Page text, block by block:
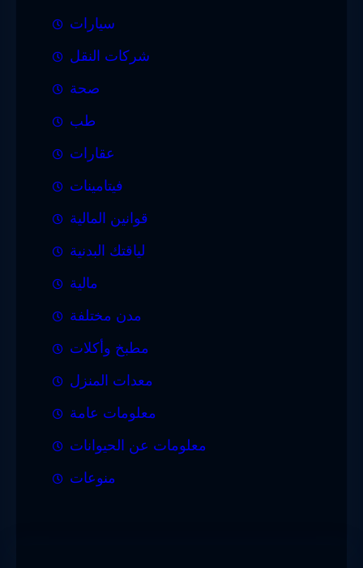
سيارات
شركات النقل
صحة
طب
عقارات
فيتامينات
قوانين المالية
لياقتك البدنية
مالية
مدن مختلفة
مطبخ وأكلات
معدات المنزل
معلومات عامة
معلومات عن الحيوانات
منوعات